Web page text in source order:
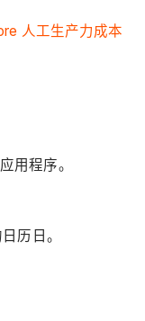
人工生产力成本
应用程序。
历日。